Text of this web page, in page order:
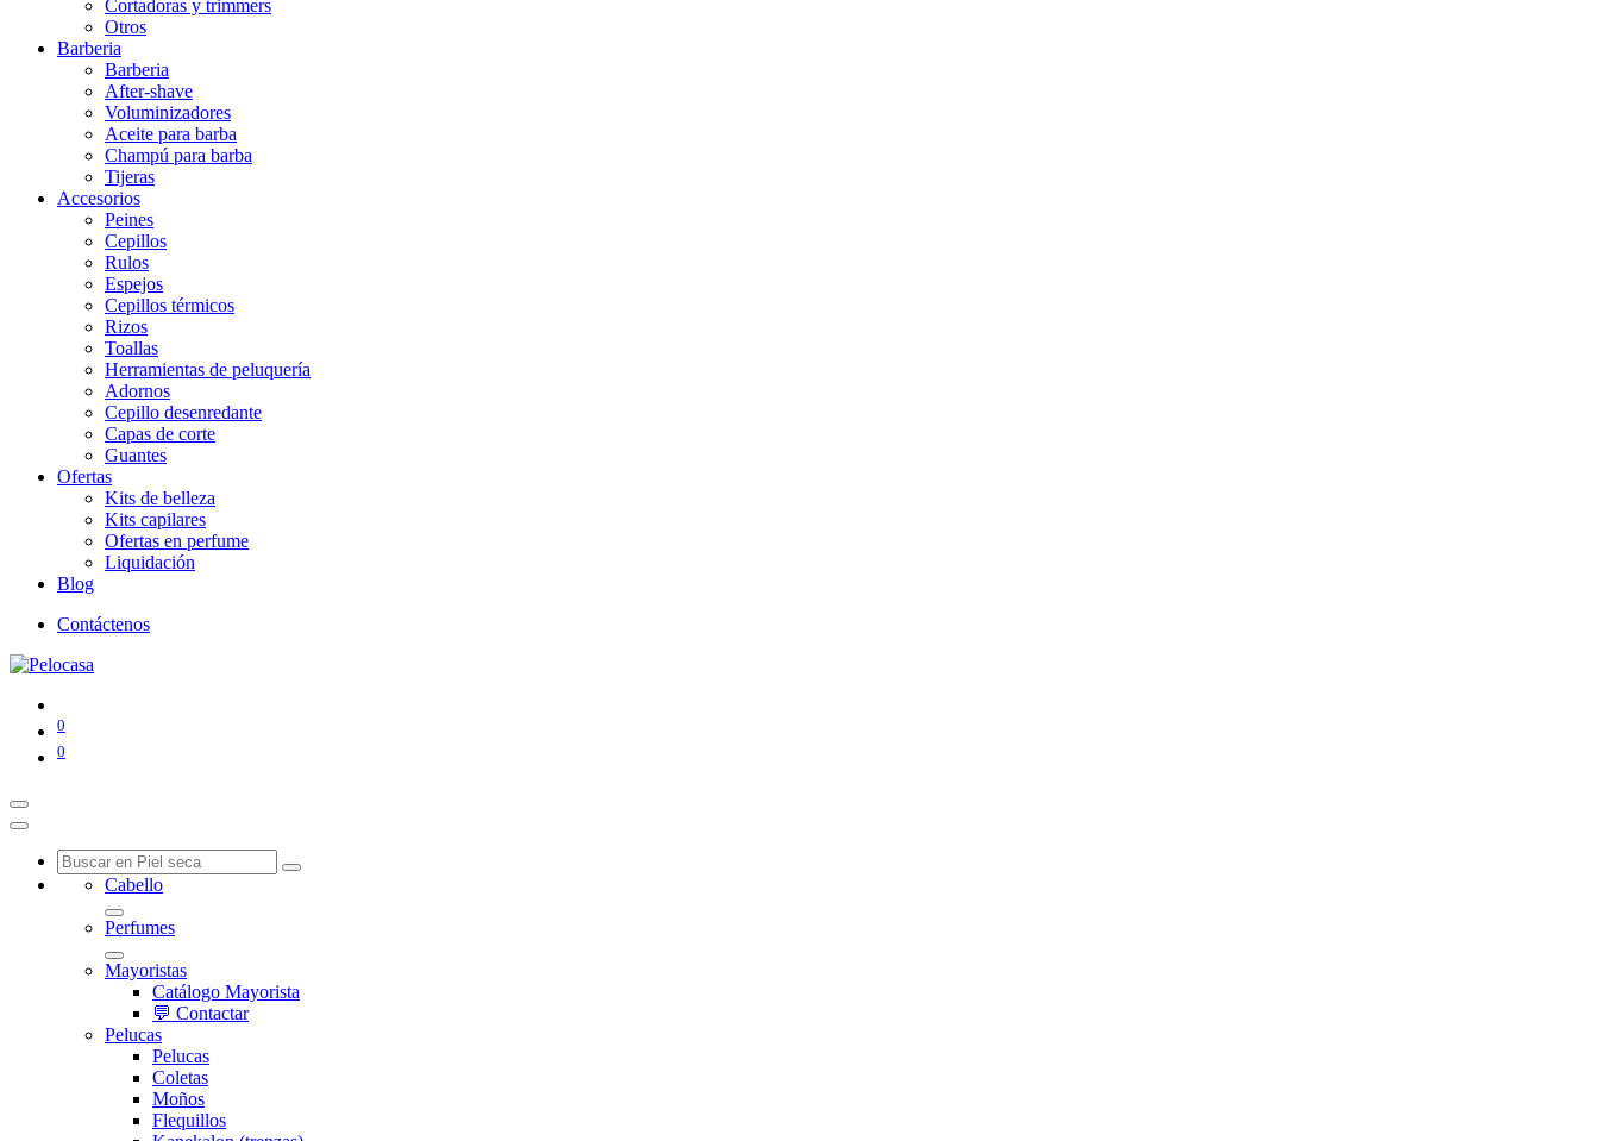
Cortadoras y trimmers
Otros
Barberia
Barberia
After-shave
Voluminizadores
Aceite para barba
Champú para barba
Tijeras
Accesorios
Peines
Cepillos
Rulos
Espejos
Cepillos térmicos
Rizos
Toallas
Herramientas de peluquería
Adornos
Cepillo desenredante
Capas de corte
Guantes
Ofertas
Kits de belleza
Kits capilares
Ofertas en perfume
Liquidación
Blog
Contáctenos
0
0
Cabello
Perfumes
Mayoristas
Catálogo Mayorista
💬 Contactar
Pelucas
Pelucas
Coletas
Moños
Flequillos